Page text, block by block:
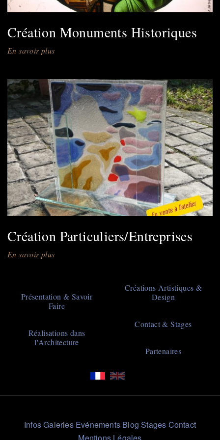
Création Monuments Historiques
En savoir plus
Monuments
Historiques
Création Particuliers/Entreprises
En savoir plus
Main
navigation
Présentation & Savoir
Faire
Réalisations dans
l'Architecture
Créations Artistiques &
Design
Contact & Stages
Partenaires
Liens
InfosGaleries Evénements Blog Stages Contact